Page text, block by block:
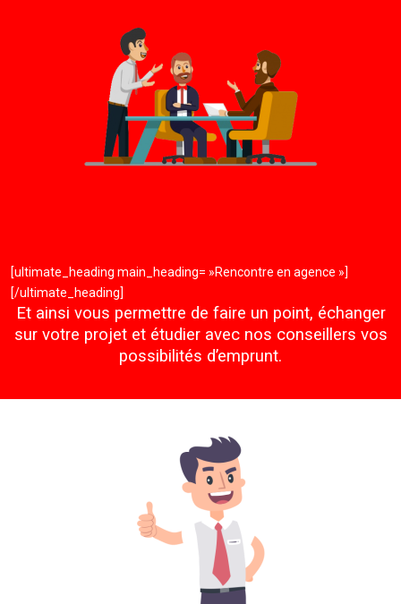
[ultimate_heading main_heading= »Rencontre en agence »]
[/ultimate_heading]
Et ainsi vous permettre de faire un point, échanger
sur votre projet et étudier avec nos conseillers vos
possibilités d’emprunt.